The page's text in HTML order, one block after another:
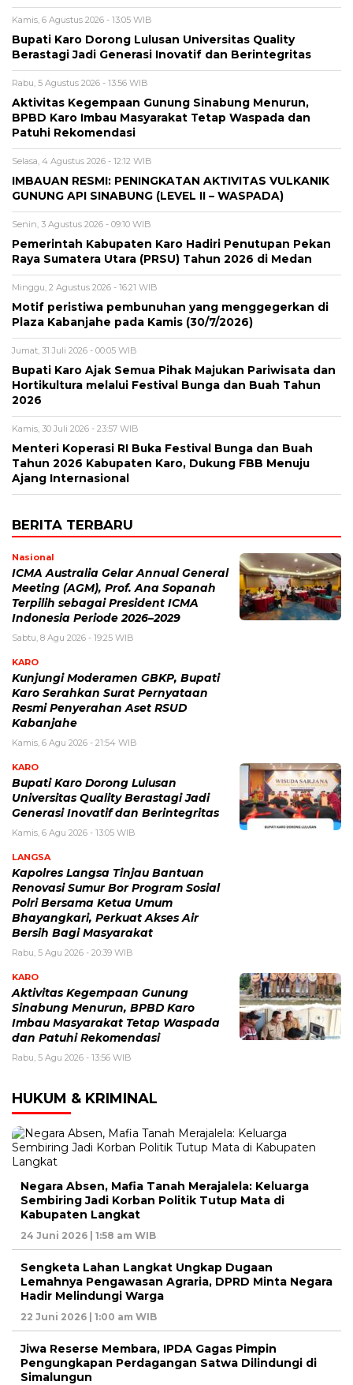
Kamis, 6 Agustus 2026 - 13:05 WIB
Bupati Karo Dorong Lulusan Universitas Quality
Berastagi Jadi Generasi Inovatif dan Berintegritas
Rabu, 5 Agustus 2026 - 13:56 WIB
Aktivitas Kegempaan Gunung Sinabung Menurun,
BPBD Karo Imbau Masyarakat Tetap Waspada dan
Patuhi Rekomendasi
Selasa, 4 Agustus 2026 - 12:12 WIB
IMBAUAN RESMI: PENINGKATAN AKTIVITAS VULKANIK
GUNUNG API SINABUNG (LEVEL II – WASPADA)
Senin, 3 Agustus 2026 - 09:10 WIB
Pemerintah Kabupaten Karo Hadiri Penutupan Pekan
Raya Sumatera Utara (PRSU) Tahun 2026 di Medan
Minggu, 2 Agustus 2026 - 16:21 WIB
Motif peristiwa pembunuhan yang menggegerkan di
Plaza Kabanjahe pada Kamis (30/7/2026)
Jumat, 31 Juli 2026 - 00:05 WIB
Bupati Karo Ajak Semua Pihak Majukan Pariwisata dan
Hortikultura melalui Festival Bunga dan Buah Tahun
2026
Kamis, 30 Juli 2026 - 23:57 WIB
Menteri Koperasi RI Buka Festival Bunga dan Buah
Tahun 2026 Kabupaten Karo, Dukung FBB Menuju
Ajang Internasional
BERITA TERBARU
Nasional
ICMA Australia Gelar Annual General
Meeting (AGM), Prof. Ana Sopanah
Terpilih sebagai President ICMA
Indonesia Periode 2026–2029
Sabtu, 8 Agu 2026 - 19:25 WIB
KARO
Kunjungi Moderamen GBKP, Bupati
Karo Serahkan Surat Pernyataan
Resmi Penyerahan Aset RSUD
Kabanjahe
Kamis, 6 Agu 2026 - 21:54 WIB
KARO
Bupati Karo Dorong Lulusan
Universitas Quality Berastagi Jadi
Generasi Inovatif dan Berintegritas
Kamis, 6 Agu 2026 - 13:05 WIB
LANGSA
Kapolres Langsa Tinjau Bantuan
Renovasi Sumur Bor Program Sosial
Polri Bersama Ketua Umum
Bhayangkari, Perkuat Akses Air
Bersih Bagi Masyarakat
Rabu, 5 Agu 2026 - 20:39 WIB
KARO
Aktivitas Kegempaan Gunung
Sinabung Menurun, BPBD Karo
Imbau Masyarakat Tetap Waspada
dan Patuhi Rekomendasi
Rabu, 5 Agu 2026 - 13:56 WIB
HUKUM & KRIMINAL
Negara Absen, Mafia Tanah Merajalela: Keluarga
Sembiring Jadi Korban Politik Tutup Mata di
Kabupaten Langkat
24 Juni 2026 | 1:58 am WIB
Sengketa Lahan Langkat Ungkap Dugaan
Lemahnya Pengawasan Agraria, DPRD Minta Negara
Hadir Melindungi Warga
22 Juni 2026 | 1:00 am WIB
Jiwa Reserse Membara, IPDA Gagas Pimpin
Pengungkapan Perdagangan Satwa Dilindungi di
Simalungun